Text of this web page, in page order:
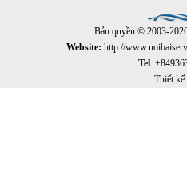
Bản quyền © 2003-
Website: http://
Tel:
Thiết kế